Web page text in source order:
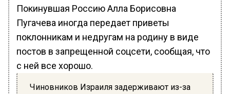
Покинувшая Россию Алла Борисовна
Пугачева иногда передает приветы
поклонникам и недругам на родину в виде
постов в запрещенной соцсети, сообщая, что
с ней все хорошо.
Чиновников Израиля задерживают из-за